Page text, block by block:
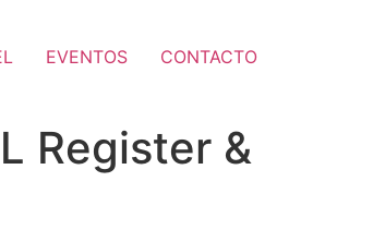
EVENTOS CONTACTO
Register &